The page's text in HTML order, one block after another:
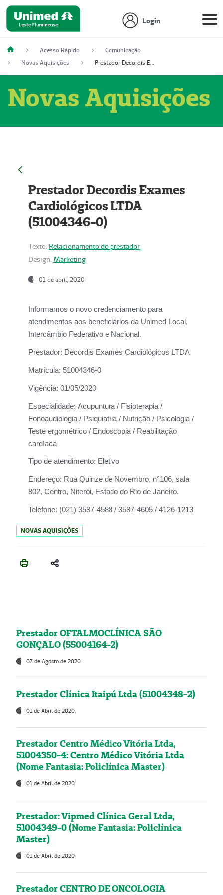
Login
Acesso Rápido
Comunicação
Novas Aquisições
Prestador Decordis Exames Cardiológicos LTDA (51004346-0)
Novas Aquisições
Prestador Decordis Exames
Cardiológicos LTDA
(51004346-0)
Texto: Relacionamento do prestador
Design: Marketing
01 de abril, 2020
Informamos o novo credenciamento para
atendimentos aos beneficiários da Unimed Local,
Intercâmbio Federativo e Nacional.
Prestador: Decordis Exames Cardiológicos LTDA
Matrícula: 51004346-0
Vigência: 01/05/2020
Especialidade: Acupuntura / Fisioterapia /
Fonoaudiologia / Psiquiatria / Nutrição / Psicologia /
Teste ergométrico / Endoscopia / Reabilitação
cardíaca
Tipo de atendimento: Eletivo
Endereço: Rua Quinze de Novembro, n°106, sala
802, Centro, Niterói, Estado do Rio de Janeiro.
Telefone: (021) 3587-4588 / 3587-4605 / 4126-1213
NOVAS AQUISIÇÕES
Prestador OFTALMOCLÍNICA SÃO
GONÇALO (55004164-2)
07 de Agosto de 2020
Prestador Clínica Itaipú Ltda (51004348-2)
01 de Abril de 2020
Prestador Centro Médico Vitória Ltda,
51004350-4: Centro Médico Vitória Ltda
(Nome Fantasia: Policlínica Master)
01 de Abril de 2020
Prestador: Vipmed Clínica Geral Ltda,
51004349-0 (Nome Fantasia: Policlínica
Master)
01 de Abril de 2020
Prestador CENTRO DE ONCOLOGIA